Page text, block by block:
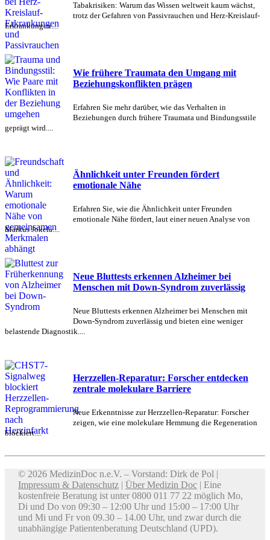
Tabakrisiken: Warum das Wissen weltweit kaum wächst,
trotz der Gefahren von Passivrauchen und Herz-Kreislauf-
Erkrankungen....
Wie frühere Traumata den Umgang mit
Beziehungskonflikten prägen
Erfahren Sie mehr darüber, wie das Verhalten in
Beziehungen durch frühere Traumata und Bindungsstile
geprägt wird....
Ähnlichkeit unter Freunden fördert
emotionale Nähe
Erfahren Sie, wie die Ähnlichkeit unter Freunden
emotionale Nähe fördert, laut einer neuen Analyse von
Markus Jokela....
Neue Bluttests erkennen Alzheimer bei
Menschen mit Down-Syndrom zuverlässig
Neue Bluttests erkennen Alzheimer bei Menschen mit
Down-Syndrom zuverlässig und bieten eine weniger
belastende Diagnostik....
Herzzellen-Reparatur: Forscher entdecken
zentrale molekulare Barriere
Neue Erkenntnisse zur Herzzellen-Reparatur: Forscher
zeigen, wie eine molekulare Hemmung die Regeneration
blockiert....
© 2026 MedizinDoc n.e.V. – Vorstand: Dirk de Pol |
Impressum & Datenschutz | Über Medizin Doc | Eine
kostenfreie Beratung ist unter 0800 011 77 22 möglich Mo,
Di und Do von 09:30 – 12:00 Uhr und 15:00 – 17:00 Uhr
und Mi und Fr von 09.30 – 14.00 Uhr, und zwar durch die
unabhängige Patientenberatung Deutschland (UPD).